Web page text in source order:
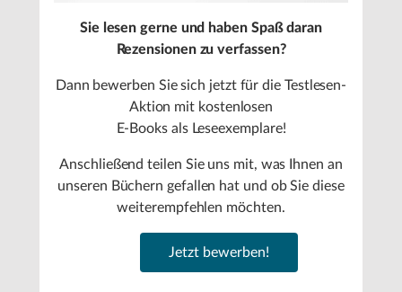
Sie lesen gerne und haben Spaß daran
Rezensionen zu verfassen?
Dann bewerben Sie sich jetzt für die Testlesen-
Aktion mit kostenlosen
E-Books als Leseexemplare!
Anschließend teilen Sie uns mit, was Ihnen an
unseren Büchern gefallen hat und ob Sie diese
weiterempfehlen möchten.
Jetzt bewerben!